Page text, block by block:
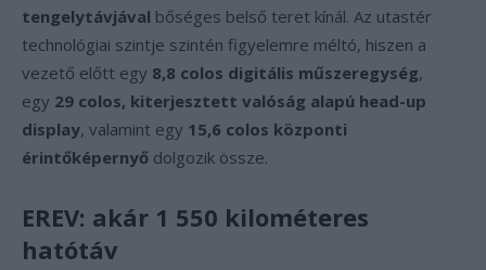
tengelytávjával bőséges belső teret kínál. Az utastér
technológiai szintje szintén figyelemre méltó, hiszen a
vezető előtt egy 8,8 colos digitális műszeregység,
egy 29 colos, kiterjesztett valóság alapú head-up
display, valamint egy 15,6 colos központi
érintőképernyő dolgozik össze.
EREV: akár 1 550 kilométeres
hatótáv